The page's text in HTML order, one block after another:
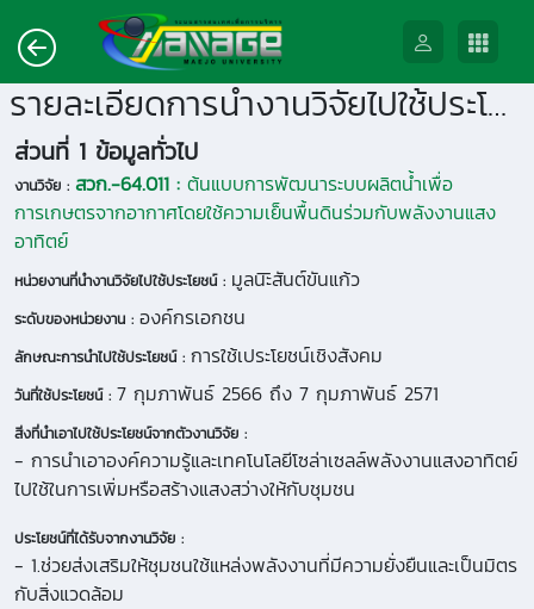
รายละเอียดการนำงานวิจัยไปใช้ประโยชน์
ส่วนที่ 1 ข้อมูลทั่วไป
งานวิจัย : สวก.-64.011 : ต้นแบบการพัฒนาระบบผลิตน้ำเพื่อ
การเกษตรจากอากาศโดยใช้ความเย็นพื้นดินร่วมกับพลังงานแสง
อาทิตย์
หน่วยงานที่นำงานวิจัยไปใช้ประโยชน์ : มูลนิะิสันต์ขันแก้ว
ระดับของหน่วยงาน : องค์กรเอกชน
ลักษณะการนำไปใช้ประโยชน์ : การใช้เประโยชน์เชิงสังคม
วันที่ใช้ประโยชน์ : 7 กุมภาพันธ์ 2566 ถึง 7 กุมภาพันธ์ 2571
สิ่งที่นำเอาไปใช้ประโยชน์จากตัวงานวิจัย :
- การนำเอาองค์ความรู้และเทคโนโลยีโซล่าเซลล์พลังงานแสงอาทิตย์
ไปใช้ในการเพิ่มหรือสร้างแสงสว่างให้กับชุมชน
ประโยชน์ที่ได้รับจากงานวิจัย :
- 1.ช่วยส่งเสริมให้ชุมชนใช้แหล่งพลังงานที่มีความยั่งยืนและเป็นมิตร
กับสิ่งแวดล้อม